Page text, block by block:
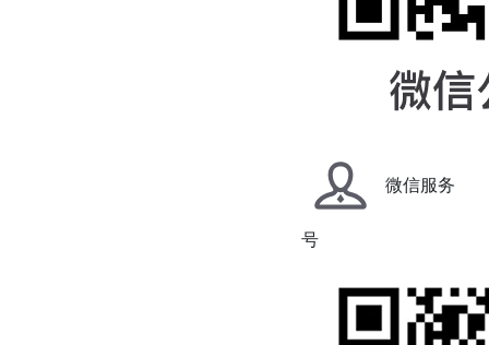
微信服务
号